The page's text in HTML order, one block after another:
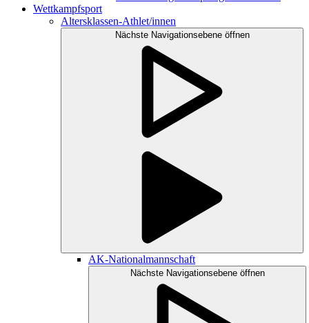
Wettkampfsport
Altersklassen-Athlet/innen
Nächste Navigationsebene öffnen
AK-Nationalmannschaft
Nächste Navigationsebene öffnen